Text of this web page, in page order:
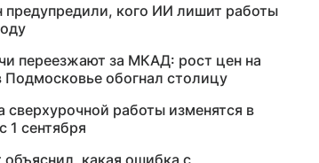
предупредили, кого ИИ лишит работы
переезжают за МКАД: рост цен на
обогнал столицу
сверхурочной работы изменятся в
1 сентября
объяснил, какая ошибка с